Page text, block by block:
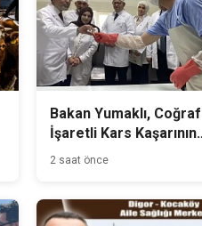
Bakan Yumaklı,
İşaretli Kars Kaşarının
Üretimini Yerinde
2 saat önce